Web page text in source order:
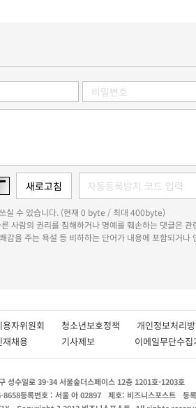
실 수 있습니다. (현재 0 byte / 최대 400byte)
사람의 권리를 침해하거나 명예를 훼손하는 댓글은
감을 주는 욕설 등 비하하는 단어가 내용에 포함되거
용자위원회 청소년보호정책 개인정보처
재채용 기사제보 이메일무단수집
성수일로 39-34 서울숲더스페이스 12층 1201호-1203호
8658등록번호 : 서울 아 02897 제호: 비즈니스포스트 등